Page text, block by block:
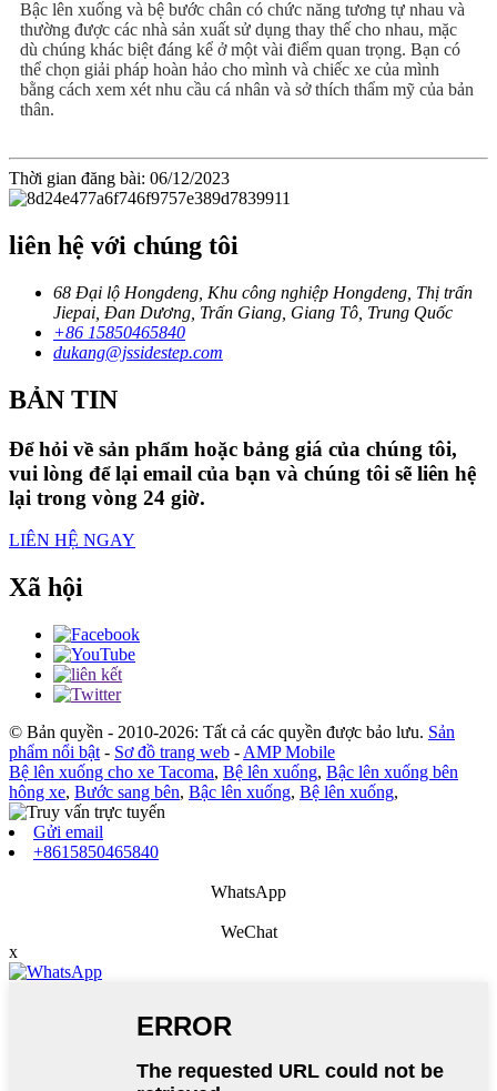
Bậc lên xuống và bệ bước chân có chức năng tương tự nhau và
thường được các nhà sản xuất sử dụng thay thế cho nhau, mặc
dù chúng khác biệt đáng kể ở một vài điểm quan trọng. Bạn có
thể chọn giải pháp hoàn hảo cho mình và chiếc xe của mình
bằng cách xem xét nhu cầu cá nhân và sở thích thẩm mỹ của bản
thân.
Thời gian đăng bài: 06/12/2023
liên hệ với chúng tôi
68 Đại lộ Hongdeng, Khu công nghiệp Hongdeng, Thị trấn
Jiepai, Đan Dương, Trấn Giang, Giang Tô, Trung Quốc
+86 15850465840
dukang@jssidestep.com
BẢN TIN
Để hỏi về sản phẩm hoặc bảng giá của chúng tôi,
vui lòng để lại email của bạn và chúng tôi sẽ liên hệ
lại trong vòng 24 giờ.
LIÊN HỆ NGAY
Xã hội
© Bản quyền - 2010-2026: Tất cả các quyền được bảo lưu. Sản
phẩm nổi bật - Sơ đồ trang web - AMP Mobile
Bệ lên xuống cho xe Tacoma, Bệ lên xuống, Bậc lên xuống bên
hông xe, Bước sang bên, Bậc lên xuống, Bệ lên xuống,
Gửi email
+8615850465840
WhatsApp
WeChat
x